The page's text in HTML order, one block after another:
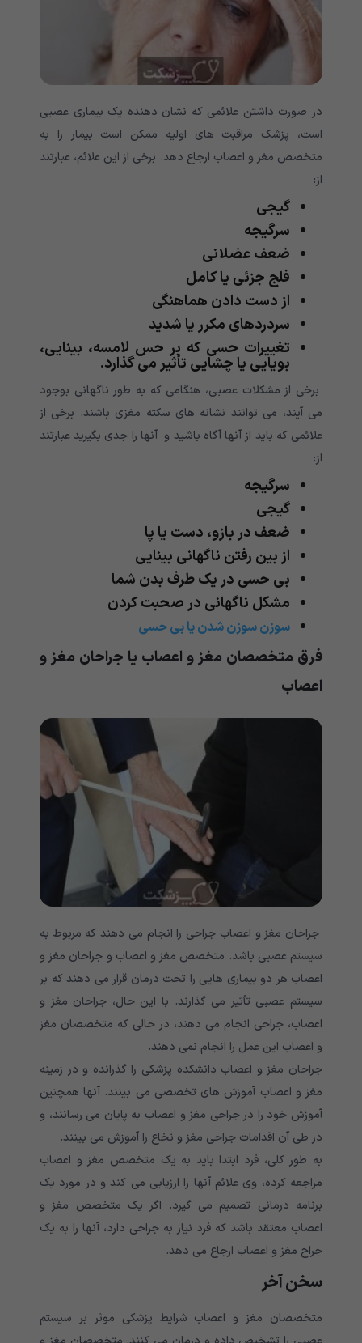
در صورت داشتن علائمی که نشان دهنده یک بیماری عصبی
است، پزشک مراقبت های اولیه ممکن است بیمار را به
متخصص مغز و اعصاب ارجاع دهد. برخی از این علائم، عبارتند
از:
گیجی
سرگیجه
ضعف عضلانی
فلج جزئی یا کامل
از دست دادن هماهنگی
سردردهای مکرر یا شدید
تغییرات حسی که بر حس لامسه، بینایی،
بویایی یا چشایی تأثیر می گذارد.
برخی از مشکلات عصبی، هنگامی که به طور ناگهانی بوجود
می آیند، می توانند نشانه های سکته مغزی باشند. برخی از
علائمی که باید از آنها آگاه باشید و آنها را جدی بگیرید عبارتند
از:
سرگیجه
گیجی
ضعف در بازو، دست یا پا
از بین رفتن ناگهانی بینایی
بی حسی در یک طرف بدن شما
مشکل ناگهانی در صحبت کردن
سوزن سوزن شدن یا بی حسی
فرق متخصصان مغز و اعصاب یا جراحان مغز و
اعصاب
جراحان مغز و اعصاب جراحی را انجام می دهند که مربوط به
سیستم عصبی باشد. متخصص مغز و اعصاب و جراحان مغز و
اعصاب هر دو بیماری هایی را تحت درمان قرار می دهند که بر
سیستم عصبی تأثیر می گذارند. با این حال، جراحان مغز و
اعصاب، جراحی انجام می دهند، در حالی که متخصصان مغز
و اعصاب این عمل را انجام نمی دهند.
جراحان مغز و اعصاب دانشکده پزشکی را گذرانده و در زمینه
مغز و اعصاب آموزش های تخصصی می بینند. آنها همچنین
آموزش خود را در جراحی مغز و اعصاب به پایان می رسانند، و
در طی آن اقدامات جراحی مغز و نخاع را آموزش می بینند.
به طور کلی، فرد ابتدا باید به یک متخصص مغز و اعصاب
مراجعه کرده، وی علائم آنها را ارزیابی می کند و در مورد یک
برنامه درمانی تصمیم می گیرد. اگر یک متخصص مغز و
اعصاب معتقد باشد که فرد نیاز به جراحی دارد، آنها را به یک
جراح مغز و اعصاب ارجاع می دهد.
سخن آخر
متخصصان مغز و اعصاب شرایط پزشکی موثر بر سیستم